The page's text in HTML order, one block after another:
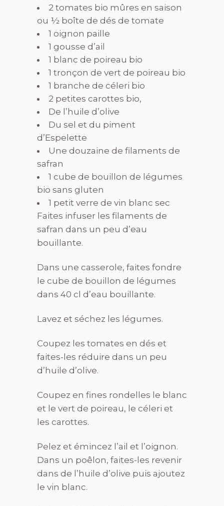
2 tomates bio mûres en saison
ou ½ boîte de dés de tomate
1 oignon paille
1 gousse d’ail
1 blanc de poireau bio
1 tronçon de vert de poireau bio
1 branche de céleri bio
2 petites carottes bio,
De l’huile d’olive
Du sel et du piment
d’Espelette
Une douzaine de filaments de
safran
1 cube de bouillon de légumes
bio sans gluten
1 petit verre de vin blanc sec
Faites infuser les filaments de
safran dans un peu d’eau
bouillante.
Dans une casserole, faites fondre
le cube de bouillon de légumes
dans 40 cl d’eau bouillante.
Lavez et séchez les légumes.
Coupez les tomates en dés et
faites-les réduire dans un peu
d’huile d’olive.
Coupez en fines rondelles le blanc
et le vert de poireau, le céleri et
les carottes.
Pelez et émincez l’ail et l’oignon.
Dans un poêlon, faites-les revenir
dans de l’huile d’olive puis ajoutez
le vin blanc.